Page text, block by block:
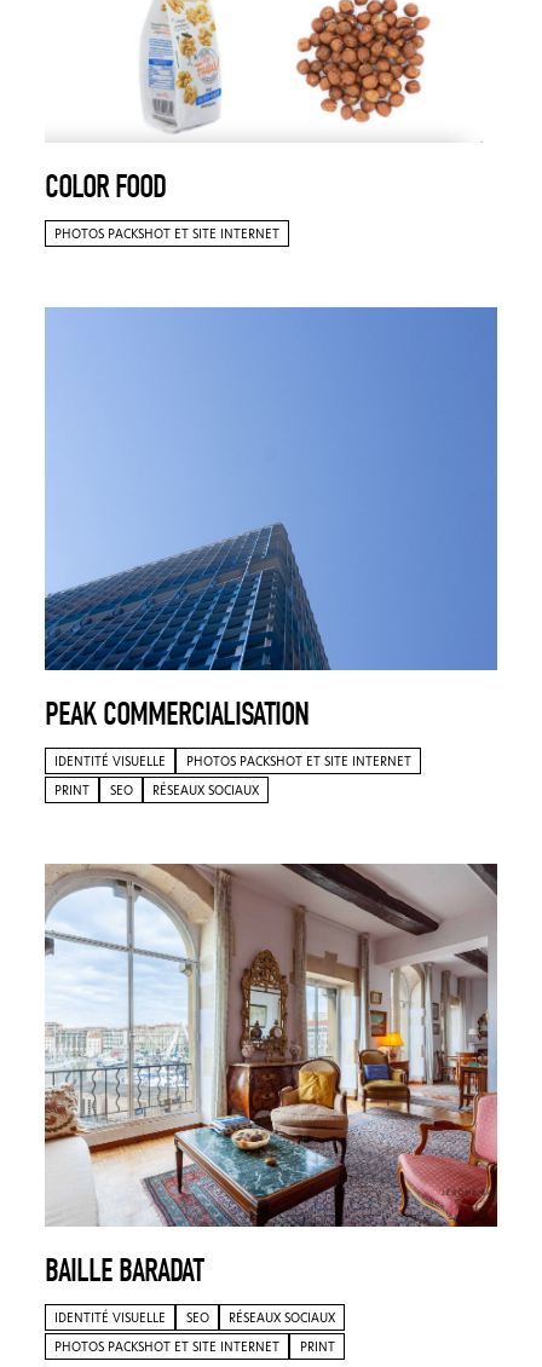
COLOR FOOD
PHOTOS PACKSHOT ET SITE INTERNET
PEAK COMMERCIALISATION
IDENTITÉ VISUELLE
PHOTOS PACKSHOT ET SITE INTERNET
PRINT
SEO RÉSEAUX SOCIAUX
BAILLE BARADAT
IDENTITÉ VISUELLE SEO
RÉSEAUX SOCIAUX
PHOTOS PACKSHOT ET SITE INTERNET
PRINT